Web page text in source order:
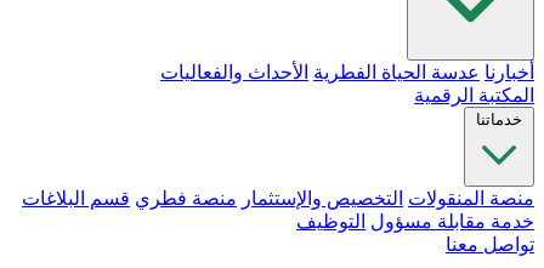
أخبارنا عدسة الحياة الفطرية الأحداث والفعاليات
المكتبة الرقمية
خدماتنا
منصة المنقولات التخصيص والإستثمار منصة فطري قسم البلاغات
خدمة مقابلة مسؤول التوظيف
تواصل معنا